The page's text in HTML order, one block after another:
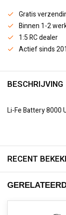
Gratis
Binnen 1-2
1:5 RC dealer
Actief sinds
BESCHRIJVING
Li-Fe Battery 8000
RECENT